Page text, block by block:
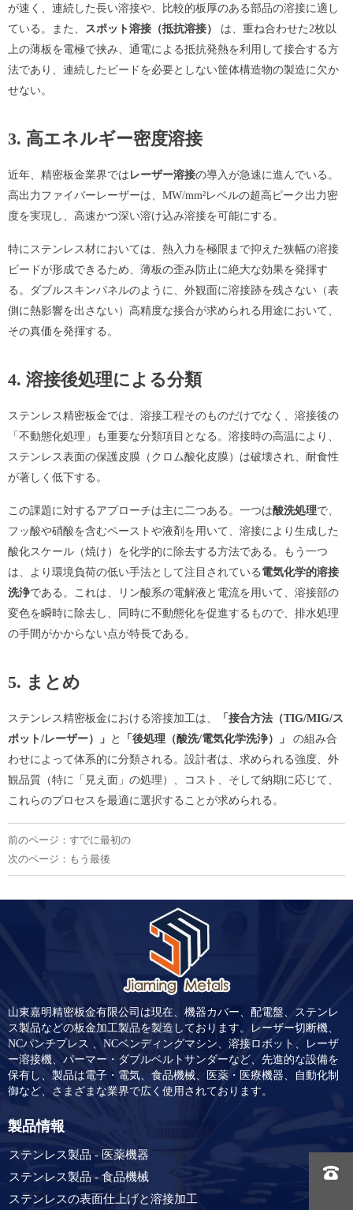
が速く、連続した長い溶接や、比較的板厚のある部品の溶接に適し
ている。また、 スポット溶接（抵抗溶接）
は、重ね合わせた2枚以
上の薄板を電極で挟み、通電による抵抗発熱を利用して接合する方
法であり、連続したビードを必要としない筐体構造物の製造に欠か
せない。
3. 高エネルギー密度溶接
近年、精密板金業界では レーザー溶接の導入が急速に進んでいる。
高出力ファイバーレーザーは、MW/mm²レベルの超高ピーク出力密
度を実現し、高速かつ深い溶け込み溶接を可能にする。
特にステンレス材においては、熱入力を極限まで抑えた狭幅の溶接
ビードが形成できるため、薄板の歪み防止に絶大な効果を発揮す
る。ダブルスキンパネルのように、外観面に溶接跡を残さない（表
側に熱影響を出さない）高精度な接合が求められる用途において、
その真価を発揮する。
4. 溶接後処理による分類
ステンレス精密板金では、溶接工程そのものだけでなく、溶接後の
「不動態化処理」も重要な分類項目となる。溶接時の高温により、
ステンレス表面の保護皮膜（クロム酸化皮膜）は破壊され、耐食性
が著しく低下する。
この課題に対するアプローチは主に二つある。一つは酸洗処理で、
フッ酸や硝酸を含むペーストや液剤を用いて、溶接により生成した
酸化スケール（焼け）を化学的に除去する方法である。もう一つ
は、より環境負荷の低い手法として注目されている 電気化学的溶接
洗浄である。これは、リン酸系の電解液と電流を用いて、溶接部の
変色を瞬時に除去し、同時に不動態化を促進するもので、排水処理
の手間がかからない点が特長である。
5. まとめ
ステンレス精密板金における溶接加工は、
「接合方法（TIG/MIG/ス
ポット/レーザー）」 と 「後処理（酸洗/電気化学洗浄）」
の組み合
わせによって体系的に分類される。設計者は、求められる強度、外
観品質（特に「見え面」の処理）、コスト、そして納期に応じて、
これらのプロセスを最適に選択することが求められる。
前のページ：すでに最初の
次のページ：もう最後
山東嘉明精密板金有限公司は現在、機器カバー、配電盤、ステンレ
ス製品などの板金加工製品を製造しております。レーザー切断機、
NCパンチプレス 、NCベンディングマシン、溶接ロボット、レーザ
ー溶接機、パーマー・ダブルベルトサンダーなど、先進的な設備を
保有し、製品は電子・電気、食品機械、医薬・医療機器、自動化制
御など、さまざまな業界で広く使用されております。
製品情報
ステンレス製品 - 医薬機器
ステンレス製品 - 食品機械
ステンレスの表面仕上げと溶接加工
